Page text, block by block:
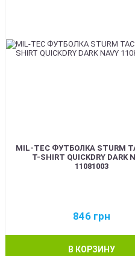
MIL-TEC ФУТБОЛКА STURM
T-SHIRT QUICKDRY DARK
11081003
846 грн
В КОРЗИНУ